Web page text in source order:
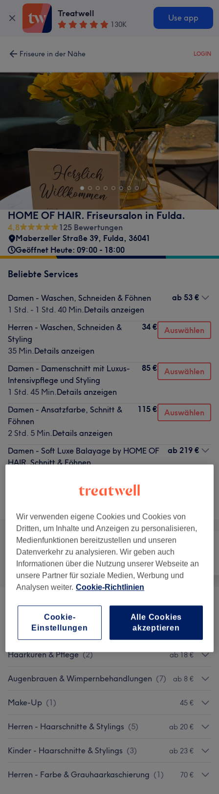
Treatwell
130K
Use app
Friseure in der Nähe LOGIN
HOME OF HAIR. Friseursalon in Fulda.
4,8
125 Bewertungen
Maberzeller Straße 39, Fulda, 36041
Geöffnet Heute: 09:00 - 18:00
Beliebte Services
Damen - Waschen, Schneiden & Föhnen
1 Std. - 1 Std. 40 Min.Details anzeigen
ab 53 €
Herren - Waschen, Schneiden &
Styling
35 Min.Details anzeigen
34 € Auswählen
Damen - Damenschnitt mit Luxus-
Intensivpflege und Styling
1 Std. 45 Min.Details anzeigen
85 € Auswählen
Damen - Ansatzfarbe, Schnitt &
Föhnen
2 Std. 5 Min.Details anzeigen
115 € Auswählen
Damen - Soft Luxe Balayage by HOME OF
HAIR, Schnitt & Föhnen
ab 219 €
Alle Friseur Gesicht
Damen - Haarschnitte & Stylings (9) ab 7 €
Damen - Farbe & Coloration ab 45 €
Haarkuren & Pflege (2) ab 18 €
Augenbrauen & Wimpernbehandlungen (7) ab 8 €
Make-Up (1) 45 €
Herren - Haarschnitte & Stylings (5) ab 20 €
Kinder - Haarschnitte & Stylings (3) ab 23 €
Herren - Farbe & Grauhaarkaschierung (1) 70 €
Wir verwenden eigene Cookies und Cookies von
Dritten, um Inhalte und Anzeigen zu personalisieren,
Medienfunktionen bereitzustellen und unseren
Datenverkehr zu analysieren. Wir geben auch
Informationen über die Nutzung unserer Webseite an
unsere Partner für soziale Medien, Werbung und
Analysen weiter. Cookie-Richtlinien
Cookie-
Einstellungen
Alle Cookies
akzeptieren